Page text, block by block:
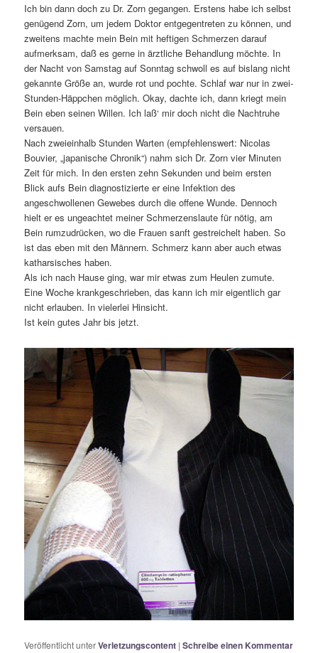
Ich bin dann doch zu Dr. Zorn gegangen. Erstens habe ich selbst
genügend Zorn, um jedem Doktor entgegentreten zu können, und
zweitens machte mein Bein mit heftigen Schmerzen darauf
aufmerksam, daß es gerne in ärztliche Behandlung möchte. In
der Nacht von Samstag auf Sonntag schwoll es auf bislang nicht
gekannte Größe an, wurde rot und pochte. Schlaf war nur in zwei-
Stunden-Häppchen möglich. Okay, dachte ich, dann kriegt mein
Bein eben seinen Willen. Ich laß‘ mir doch nicht die Nachtruhe
versauen.
Nach zweieinhalb Stunden Warten (empfehlenswert: Nicolas
Bouvier, „japanische Chronik“) nahm sich Dr. Zorn vier Minuten
Zeit für mich. In den ersten zehn Sekunden und beim ersten
Blick aufs Bein diagnostizierte er eine Infektion des
angeschwollenen Gewebes durch die offene Wunde. Dennoch
hielt er es ungeachtet meiner Schmerzenslaute für nötig, am
Bein rumzudrücken, wo die Frauen sanft gestreichelt haben. So
ist das eben mit den Männern. Schmerz kann aber auch etwas
katharsisches haben.
Als ich nach Hause ging, war mir etwas zum Heulen zumute.
Eine Woche krankgeschrieben, das kann ich mir eigentlich gar
nicht erlauben. In vielerlei Hinsicht.
Ist kein gutes Jahr bis jetzt.
Veröffentlicht unterVerletzungscontent |Schreibe einen Kommentar